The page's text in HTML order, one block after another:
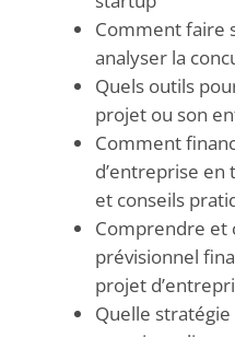
Comment faire
analyser la
Quels outils
projet ou son
Comment
d’entreprise en
et conseils
Comprendre et
prévisionnel
projet
Quelle